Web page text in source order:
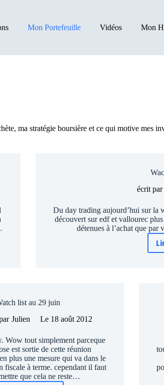
Mon Portefeuille Vidéos Mon
ma stratégie boursière et ce qui motive mes
écrit par
Du day trading aujourd’hui sur la
découvert sur edf et vallourec
détenues à l’achat que
list au 29 juin
Julien Le 18 août 2012
Wow tout simplement parceque
est sortie de cette réunion
plus une mesure qui va dans le
fiscale à terme. cependant il faut
que cela ne reste…